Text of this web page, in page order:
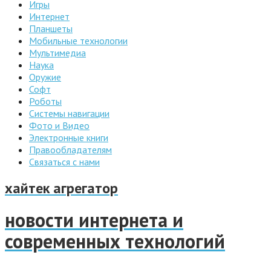
Игры
Интернет
Планшеты
Мобильные технологии
Мультимедиа
Наука
Оружие
Софт
Роботы
Системы навигации
Фото и Видео
Электронные книги
Правообладателям
Связаться с нами
хайтек агрегатор
новости интернета и
современных технологий